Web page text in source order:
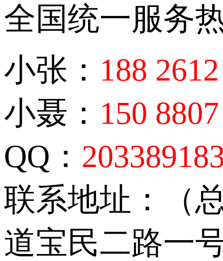
全国统一服务
小张： 188
小聂： 150
QQ：
联系地址：（
道宝民二路一